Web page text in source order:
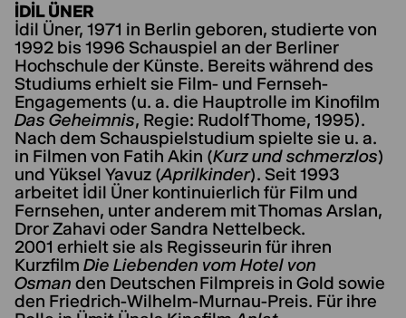
İDIL ÜNER
İdil Üner, 1971 in Berlin geboren, studierte von
1992 bis 1996 Schauspiel an der Berliner
Hochschule der Künste. Bereits während des
Studiums erhielt sie Film- und Fernseh-
Engagements (u. a. die Hauptrolle im Kinofilm
Das Geheimnis, Regie: Rudolf Thome, 1995).
Nach dem Schauspielstudium spielte sie u. a.
in Filmen von Fatih Akin (Kurz und schmerzlos)
und Yüksel Yavuz (Aprilkinder). Seit 1993
arbeitet İdil Üner kontinuierlich für Film und
Fernsehen, unter anderem mit Thomas Arslan,
Dror Zahavi oder Sandra Nettelbeck.
2001 erhielt sie als Regisseurin für ihren
Kurzfilm Die Liebenden vom Hotel von
Osman den Deutschen Filmpreis in Gold sowie
den Friedrich-Wilhelm-Murnau-Preis. Für ihre